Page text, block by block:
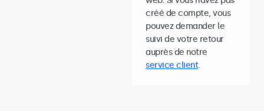
créé de compte, vous
pouvez demander le
suivi de votre retour
auprès de notre
service client.